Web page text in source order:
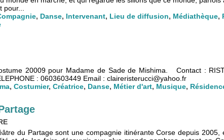
, Danse, Intervenant, Lieu de diffusion, Médiathèque,
20009 pour Madame de Sade de Mishima. Contact :
: 0603603449 Email : claireristerucci@yahoo.fr
, Costumier, Créatrice, Danse, Métier d'art, Musique,
du Partage sont une compagnie itinérante Corse depuis